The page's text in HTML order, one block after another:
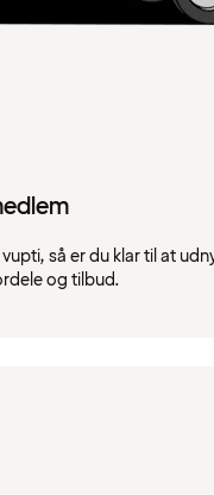
så er du klar til at
og tilbud.